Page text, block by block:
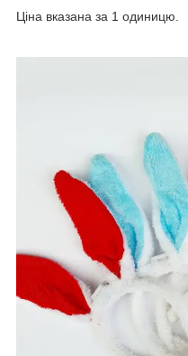
Ціна вказана за 1 одиницю.